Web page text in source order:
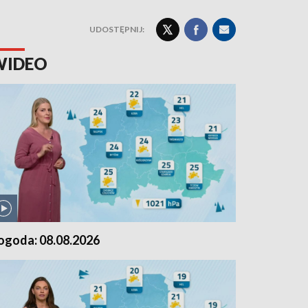
UDOSTĘPNIJ:
08.08.2026